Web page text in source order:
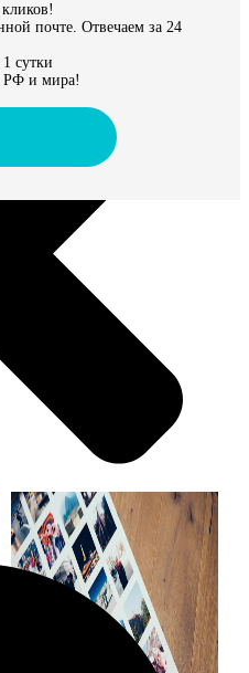
почте. Отвечаем за 24
сутки
РФ и мира!